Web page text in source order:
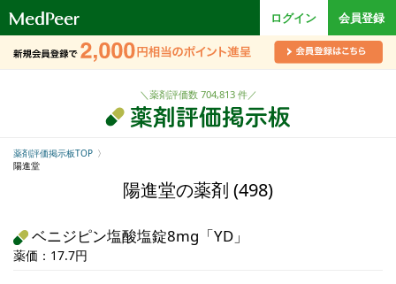
ロ
ゴ
ログイン 会員登録
＼薬剤評価数 704,813 件／
薬剤評価掲示板TOP
陽進堂
陽進堂の薬剤 (498)
ベニジピン塩酸塩錠8mg「YD」
薬価：17.7円